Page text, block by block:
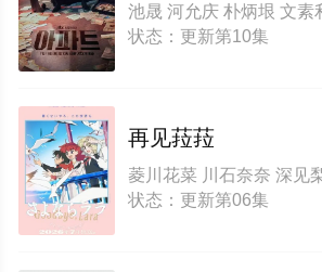
状态：更新第10集
再见菈菈
状态：更新第06集